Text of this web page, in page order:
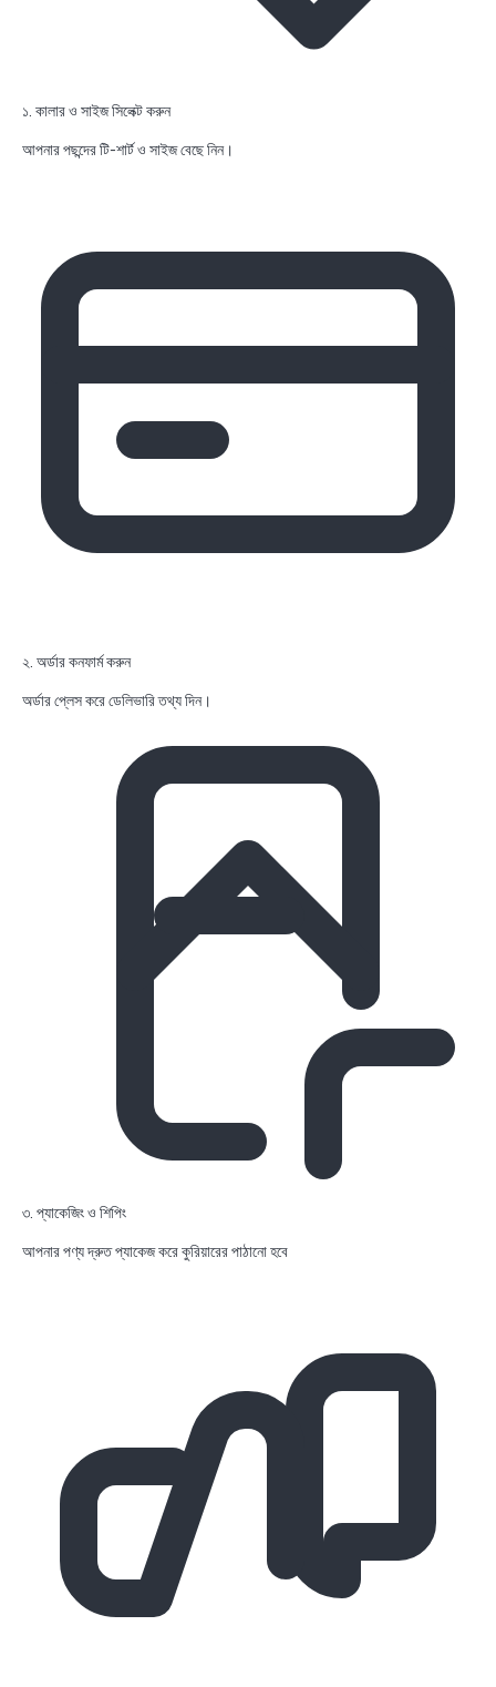
১. কালার ও সাইজ সিলেক্ট করুন
আপনার পছন্দের টি-শার্ট ও সাইজ বেছে নিন।
২. অর্ডার কনফার্ম করুন
অর্ডার প্লেস করে ডেলিভারি তথ্য দিন।
৩. প্যাকেজিং ও শিপিং
আপনার পণ্য দ্রুত প্যাকেজ করে কুরিয়ারের পাঠানো হবে